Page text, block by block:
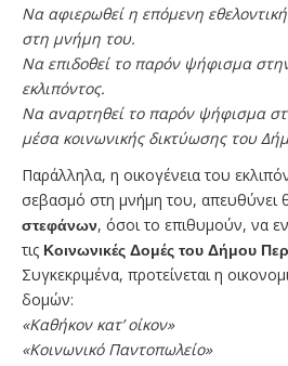
Να αφιερωθεί η επόμενη
στη μνήμη του.
Να επιδοθεί το παρόν ψήφισμα
εκλιπόντος.
Να αναρτηθεί το παρόν ψήφισμα
μέσα κοινωνικής δικτύωσης του
Παράλληλα, η οικογένεια του
σεβασμό στη μνήμη του, απευθύνει
στεφάνων, όσοι το επιθυμούν, να
τις Κοινωνικές Δομές του Δήμου
Συγκεκριμένα, προτείνεται η
δομών:
«Καθήκον κατ’ οίκον»
«Κοινωνικό Παντοπωλείο»